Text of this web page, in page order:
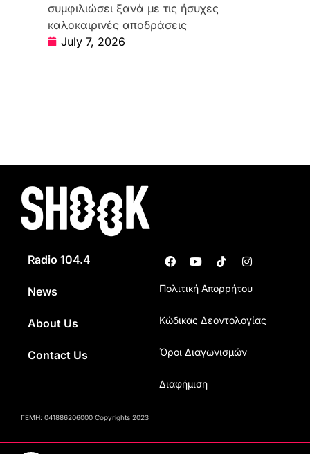
συμφιλιώσει ξανά με τις ήσυχες
καλοκαιρινές αποδράσεις
July 7, 2026
Radio 104.4
News
About Us
Contact Us
Πολιτική Απορρήτου
Κώδικας Δεοντολογίας
Όροι Διαγωνισμών
Διαφήμιση
ΓΕΜΗ: 041886206000 Copyrights 2023